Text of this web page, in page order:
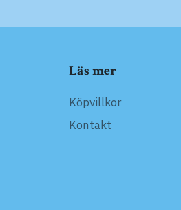
Läs mer
Köpvillkor
Kontakt